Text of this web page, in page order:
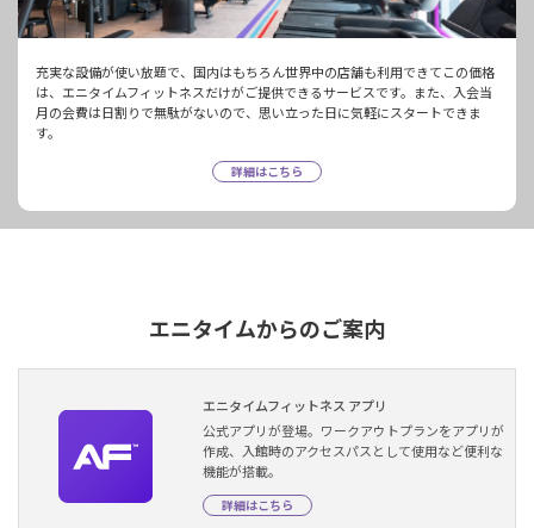
充実な設備が使い放題で、国内はもちろん世界中の店舗も利用できてこの価格
は、エニタイムフィットネスだけがご提供できるサービスです。また、入会当
月の会費は日割りで無駄がないので、思い立った日に気軽にスタートできま
す。
詳細はこちら
エニタイムからのご案内
エニタイムフィットネス アプリ
公式アプリが登場。ワークアウトプランをアプリが
作成、入館時のアクセスパスとして使用など便利な
機能が搭載。
詳細はこちら